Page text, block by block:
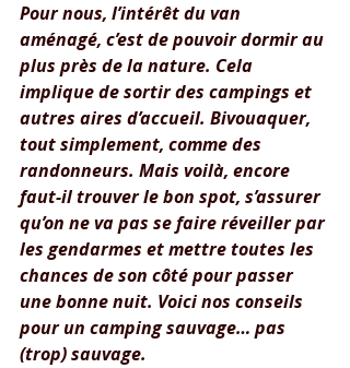
Pour nous, l’intérêt du van
aménagé, c’est de pouvoir dormir au
plus près de la nature. Cela
implique de sortir des campings et
autres aires d’accueil. Bivouaquer,
tout simplement, comme des
randonneurs. Mais voilà, encore
faut-il trouver le bon spot, s’assurer
qu’on ne va pas se faire réveiller par
les gendarmes et mettre toutes les
chances de son côté pour passer
une bonne nuit. Voici nos conseils
pour un camping sauvage… pas
(trop) sauvage.